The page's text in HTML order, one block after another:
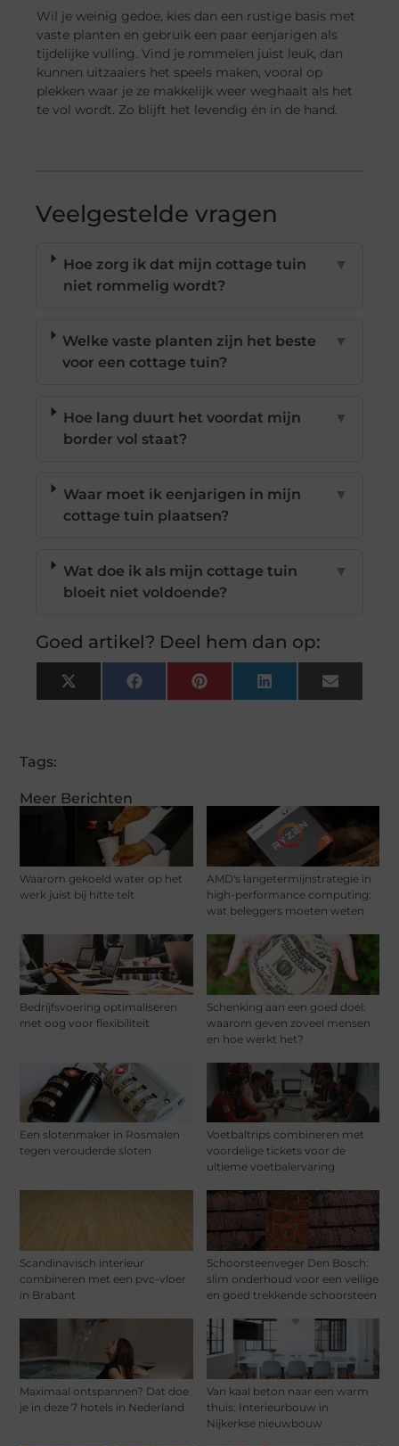
Meer Berichten
Waarom gekoeld water op het
werk juist bij hitte telt
AMD's langetermijnstrategie in
high-performance computing:
wat beleggers moeten weten
Bedrijfsvoering optimaliseren
met oog voor flexibiliteit
Schenking aan een goed doel:
waarom geven zoveel mensen
en hoe werkt het?
Een slotenmaker in Rosmalen
tegen verouderde sloten
Voetbaltrips combineren met
voordelige tickets voor de
ultieme voetbalervaring
Scandinavisch interieur
combineren met een pvc-vloer
in Brabant
Schoorsteenveger Den Bosch:
slim onderhoud voor een veilige
en goed trekkende schoorsteen
Maximaal ontspannen? Dat doe
je in deze 7 hotels in Nederland
Van kaal beton naar een warm
thuis: Interieurbouw in
Nijkerkse nieuwbouw
Wil je weinig gedoe, kies dan een rustige basis met
vaste planten en gebruik een paar eenjarigen als
tijdelijke vulling. Vind je rommelen juist leuk, dan
kunnen uitzaaiers het speels maken, vooral op
plekken waar je ze makkelijk weer weghaalt als het
te vol wordt. Zo blijft het levendig én in de hand.
Veelgestelde vragen
Hoe zorg ik dat mijn cottage tuin
niet rommelig wordt?
▼
Welke vaste planten zijn het beste
voor een cottage tuin?
▼
Hoe lang duurt het voordat mijn
border vol staat?
▼
Waar moet ik eenjarigen in mijn
cottage tuin plaatsen?
▼
Wat doe ik als mijn cottage tuin
bloeit niet voldoende?
▼
Goed artikel? Deel hem dan op:
X
(Twitter)
FacebookPinterestLinkedInEmail
Tags: